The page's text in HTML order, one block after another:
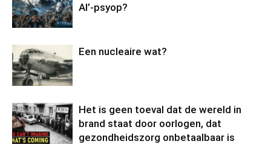
AI’-psyop?
Een nucleaire wat?
Het is geen toeval dat de wereld in
brand staat door oorlogen, dat
gezondheidszorg onbetaalbaar is